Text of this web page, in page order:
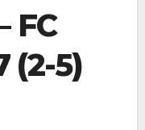
FC
(2-5)